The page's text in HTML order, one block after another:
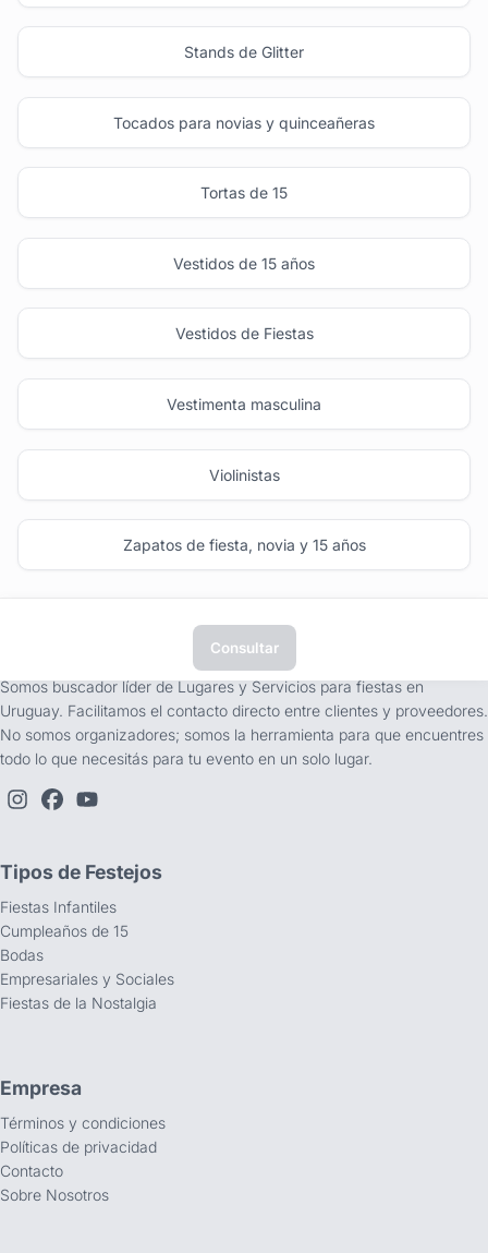
Stands de Glitter
Tocados para novias y quinceañeras
Tortas de 15
Vestidos de 15 años
Vestidos de Fiestas
Vestimenta masculina
Violinistas
Zapatos de fiesta, novia y 15 años
Consultar
Somos buscador líder de Lugares y Servicios para fiestas en
Uruguay. Facilitamos el contacto directo entre clientes y proveedores.
No somos organizadores; somos la herramienta para que encuentres
todo lo que necesitás para tu evento en un solo lugar.
Tipos de Festejos
Fiestas Infantiles
Cumpleaños de 15
Bodas
Empresariales y Sociales
Fiestas de la Nostalgia
Empresa
Términos y condiciones
Políticas de privacidad
Contacto
Sobre Nosotros